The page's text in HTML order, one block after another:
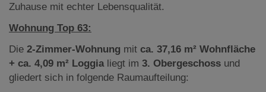
Zuhause mit echter Lebensqualität.
Wohnung Top 63:
Die 2-Zimmer-Wohnung mit ca. 37,16 m² Wohnfläche
+ ca. 4,09 m² Loggia liegt im 3. Obergeschoss und
gliedert sich in folgende Raumaufteilung: